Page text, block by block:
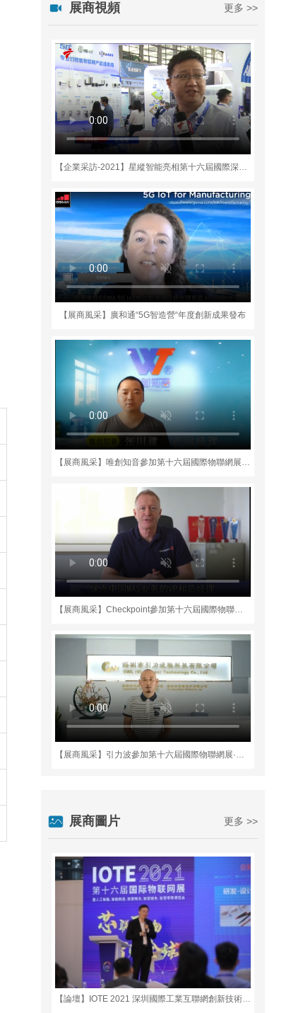
展商視頻 更多 >>
【企業采訪-2021】星縱智能亮相第十六屆國際深圳物聯網展
【展商風采】廣和通“5G智造營“年度創新成果發布
【展商風采】Checkpoint參加第十六屆國際物聯網展·深圳站
【展商風采】引力波參加第十六屆國際物聯網展·深圳站
展商圖片 更多 >>
【論壇】IOTE 2021 深圳國際工業互聯網創新技術與應用論壇